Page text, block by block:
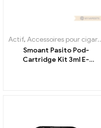
Actif, Accessoires pour cigarettes électroniques
Smoant Pasito Pod-
Cartridge Kit 3ml E-